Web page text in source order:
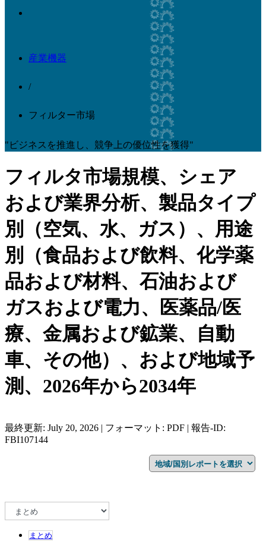
産業機器
/
フィルター市場
"ビジネスを推進し、競争上の優位性を獲得"
フィルタ市場規模、シェア
および業界分析、製品タイプ
別（空気、水、ガス）、用途
別（食品および飲料、化学薬
品および材料、石油および
ガスおよび電力、医薬品/医
療、金属および鉱業、自動
車、その他）、および地域予
測、2026年から2034年
最終更新: July 20, 2026 | フォーマット: PDF | 報告-ID:
FBI107144
まとめ